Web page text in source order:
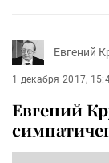
Евгений
1 декабря 2017,
Евгений